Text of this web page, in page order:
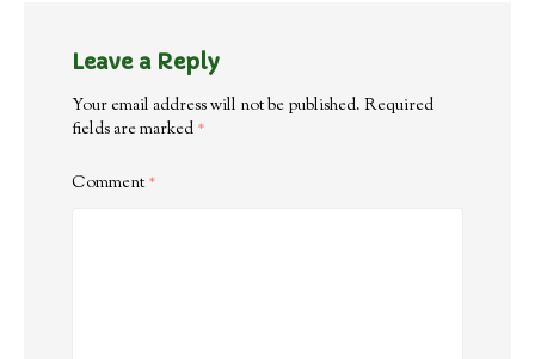
Leave a Reply
Your email address will not be published. Required
fields are marked *
Comment*